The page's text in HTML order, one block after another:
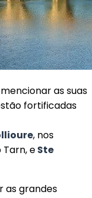
as suas
fortificadas
, nos
Tarn, eSte
as grandes